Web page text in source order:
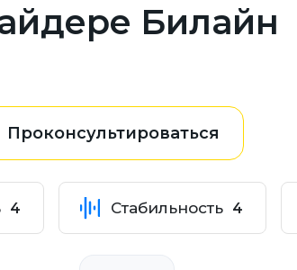
Билайн
Проконсультироваться
4 Стабильность 4